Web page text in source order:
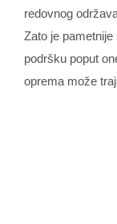
redovnog
Zato je
podršku poput
oprema može